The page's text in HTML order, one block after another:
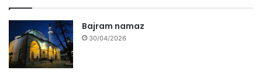
Bajram namaz
30/04/2026